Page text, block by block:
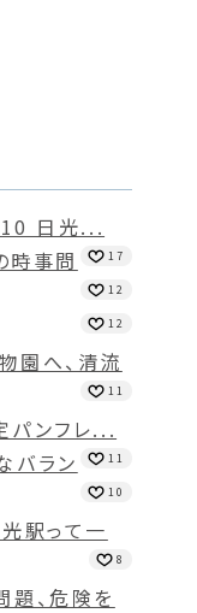
日光...
17
時事問
12
12
園へ、清流
11
パンフレ...
11
バラン
10
駅って一
8
題、危険を